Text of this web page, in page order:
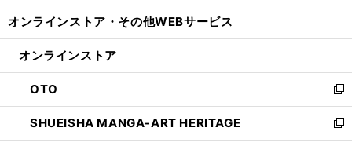
開
ン
ウ
で
開
く
ウ
ン
ド
ウ
で
開
オンラインストア・ その他WEBサービス
オンラインストア
OTO
新
し
い
ウ
SHUEISHA MANGA-ART HERITAGE
新
し